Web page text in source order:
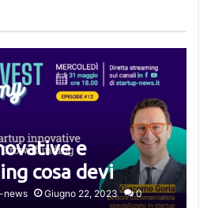
e
cosa devi
news Giugno 22, 2023 0